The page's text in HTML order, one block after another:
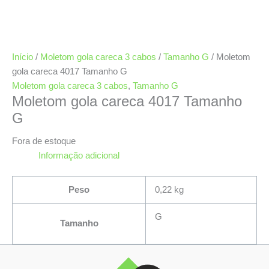
Início / Moletom gola careca 3 cabos / Tamanho G / Moletom
gola careca 4017 Tamanho G
Moletom gola careca 3 cabos, Tamanho G
Moletom gola careca 4017 Tamanho
G
Fora de estoque
Informação adicional
Peso 0,22 kg
Tamanho
G